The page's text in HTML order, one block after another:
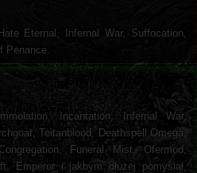
Eternal, Infernal War, Suffocation,
Penance.
Incantation, Infernal War,
Teitanblood, Deathspell Omega,
Funeral Mist, Ofermod,
Emperor i jakbym dłużej pomyślał,